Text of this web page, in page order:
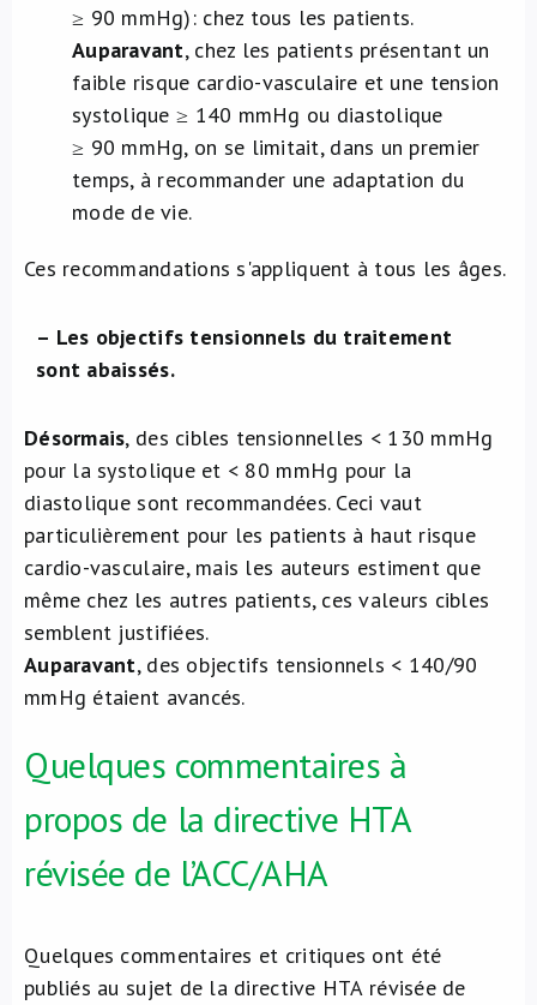
≥ 90 mmHg): chez tous les patients.
Auparavant, chez les patients présentant un
faible risque cardio-vasculaire et une tension
systolique ≥ 140 mmHg ou diastolique
≥ 90 mmHg, on se limitait, dans un premier
temps, à recommander une adaptation du
mode de vie.
Ces recommandations s'appliquent à tous les âges.
– Les objectifs tensionnels du traitement
sont abaissés.
Désormais, des cibles tensionnelles < 130 mmHg
pour la systolique et < 80 mmHg pour la
diastolique sont recommandées. Ceci vaut
particulièrement pour les patients à haut risque
cardio-vasculaire, mais les auteurs estiment que
même chez les autres patients, ces valeurs cibles
semblent justifiées.
Auparavant, des objectifs tensionnels < 140/90
mmHg étaient avancés.
Quelques commentaires à
propos de la directive HTA
révisée de l’ACC/AHA
Quelques commentaires et critiques ont été
publiés au sujet de la directive HTA révisée de